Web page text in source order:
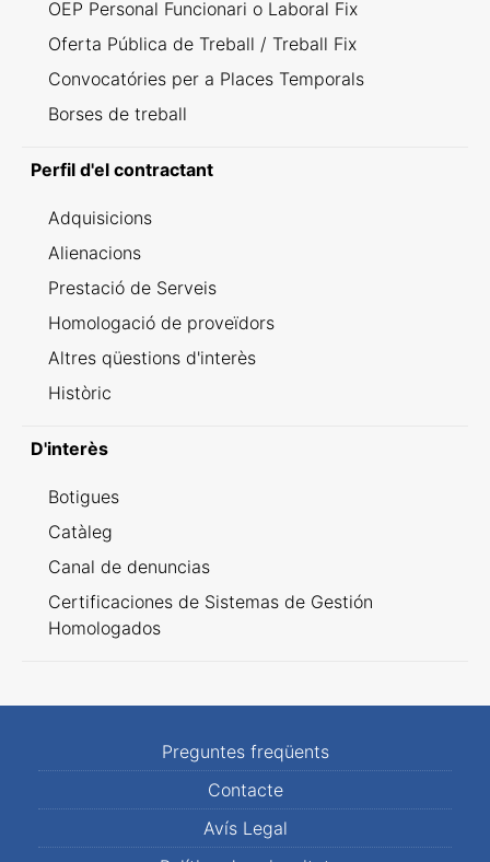
OEP Personal Funcionari o Laboral Fix
Oferta Pública de Treball / Treball Fix
Convocatóries per a Places Temporals
Borses de treball
Perfil d'el contractant
Adquisicions
Alienacions
Prestació de Serveis
Homologació de proveïdors
Altres qüestions d'interès
Històric
D'interès
Botigues
Catàleg
Canal de denuncias
Certificaciones de Sistemas de Gestión
Homologados
Preguntes freqüents
Contacte
Avís Legal